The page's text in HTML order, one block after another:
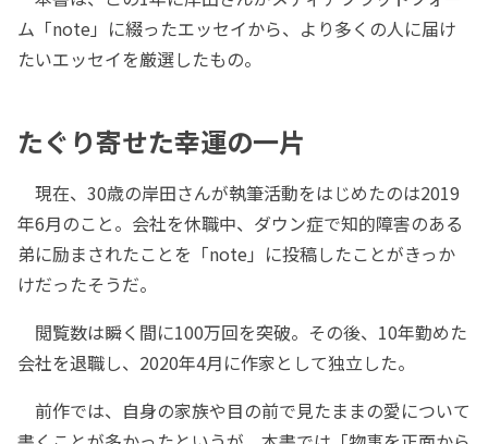
ム「note」に綴ったエッセイから、より多くの人に届け
たいエッセイを厳選したもの。
たぐり寄せた幸運の一片
現在、30歳の岸田さんが執筆活動をはじめたのは2019
年6月のこと。会社を休職中、ダウン症で知的障害のある
弟に励まされたことを「note」に投稿したことがきっか
けだったそうだ。
閲覧数は瞬く間に100万回を突破。その後、10年勤めた
会社を退職し、2020年4月に作家として独立した。
前作では、自身の家族や目の前で見たままの愛について